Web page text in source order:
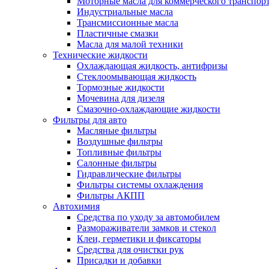
Индустриальные масла
Трансмиссионные масла
Пластичные смазки
Масла для малой техники
Технические жидкости
Охлаждающая жидкость, антифризы
Стеклоомывающая жидкость
Тормозные жидкости
Мочевина для дизеля
Смазочно-охлаждающие жидкости
Фильтры для авто
Масляные фильтры
Воздушные фильтры
Топливные фильтры
Салонные фильтры
Гидравлические фильтры
Фильтры системы охлаждения
Фильтры АКПП
Автохимия
Средства по уходу за автомобилем
Размораживатели замков и стекол
Клеи, герметики и фиксаторы
Средства для очистки рук
Присадки и добавки